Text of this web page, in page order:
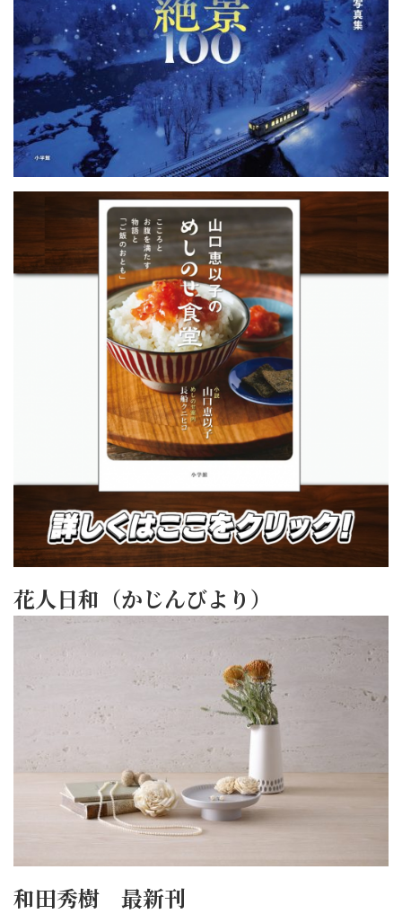
花人日和（かじんびより）
和田秀樹 最新刊